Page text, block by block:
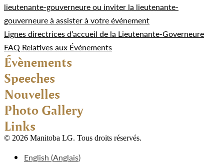
lieutenante-gouverneure ou inviter la lieutenante-
gouverneure à assister à votre événement
Lignes directrices d’accueil de la Lieutenante-Governeure
FAQ Relatives aux Événements
Évènements
Speeches
Nouvelles
Photo Gallery
Links
© 2026 Manitoba LG. Tous droits réservés.
English (Anglais)